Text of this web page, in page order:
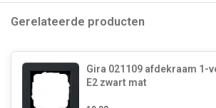
Gerelateerde producten
Gira 021109 afdekraam 1-
E2 zwart mat